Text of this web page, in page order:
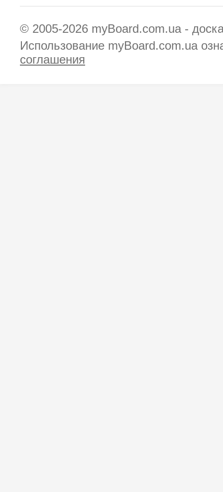
© 2005-2026 myBoard.com.ua -
Использование myBoard.com.ua
соглашения